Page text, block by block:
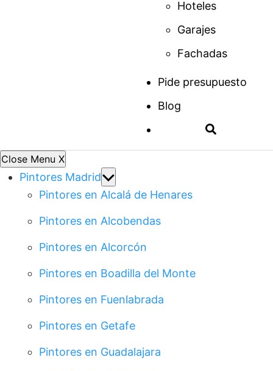
Hoteles
Garajes
Fachadas
Pide presupuesto
Blog
Close Menu X
Pintores MadridShow
sub
Pintores en Alcalá de Henares
Pintores en Alcobendas
Pintores en Alcorcón
Pintores en Boadilla del Monte
Pintores en Fuenlabrada
Pintores en Getafe
Pintores en Guadalajara